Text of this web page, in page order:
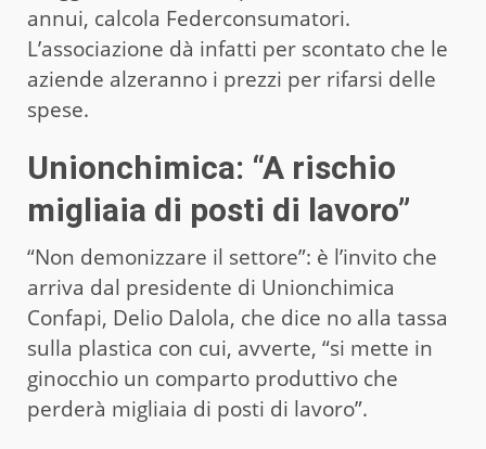
annui, calcola Federconsumatori.
L’associazione dà infatti per scontato che le
aziende alzeranno i prezzi per rifarsi delle
spese.
Unionchimica: “A rischio
migliaia di posti di lavoro”
“Non demonizzare il settore”: è l’invito che
arriva dal presidente di Unionchimica
Confapi, Delio Dalola, che dice no alla tassa
sulla plastica con cui, avverte, “si mette in
ginocchio un comparto produttivo che
perderà migliaia di posti di lavoro”.